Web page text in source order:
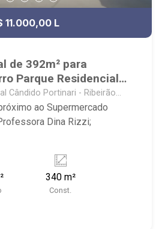
11.000,00 L
de 392m² para
Parque Residencial
Cândido Portinari - Ribeirão
ao Supermercado
Dina Rizzi;
340 m²
Const.